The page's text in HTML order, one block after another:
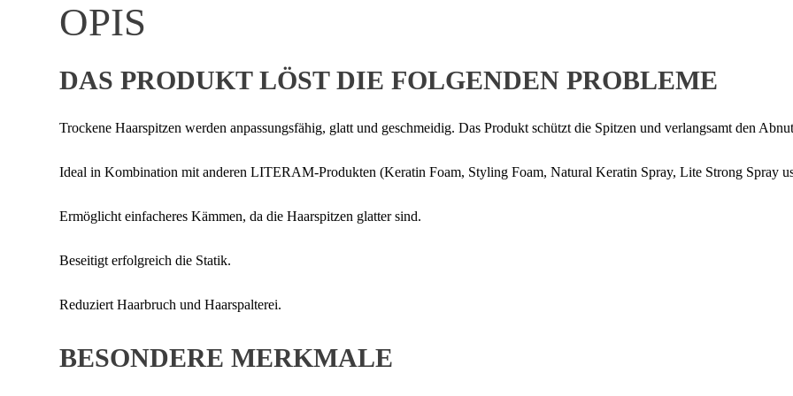
OPIS
DAS PRODUKT LÖST DIE FOLGENDEN PROBLEME
Trockene Haarspitzen werden anpassungsfähig, glatt und geschmeidig. Das Produkt schützt die Spitzen und verlangsamt den
Ideal in Kombination mit anderen LITERAM-Produkten (Keratin Foam, Styling Foam, Natural Keratin Spray, Lite Strong Spray
Ermöglicht einfacheres Kämmen, da die Haarspitzen glatter sind.
Beseitigt erfolgreich die Statik.
Reduziert Haarbruch und Haarspalterei.
BESONDERE MERKMALE